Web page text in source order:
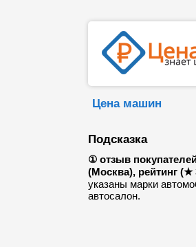
Цена машин
Подсказка
① отзыв
(Москва), рейтинг (★
указаны марки
автосалон.